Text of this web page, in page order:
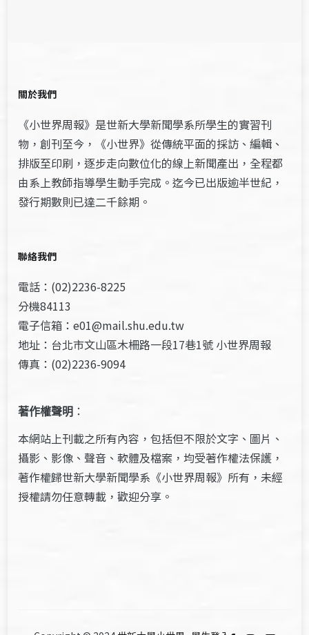
關於我們
《小世界周報》是世新大學新聞學系所學生的實習刊
物，創刊至今，《小世界》從傳統平面的採訪、編輯、
排版至印刷，逐步走向數位化的線上新聞產出，全程都
由系上教師指導學生動手完成。迄今已出版逾半世紀，
發行期數則已達二千餘期。
聯絡我們
電話：(02)2236-8225
分機84113
電子信箱：e01@mail.shu.edu.tw
地址：台北市文山區木柵路一段17巷1號 小世界周報
傳真：(02)2236-9094
著作權聲明 ：
本網站上刊載之所有內容，包括但不限於文字、圖片、
攝影、影像、聲音、軟體及檔案，均受著作權法保護，
著作權歸世新大學新聞學系《小世界周報》所有，未經
授權請勿任意轉載，歡迎分享。